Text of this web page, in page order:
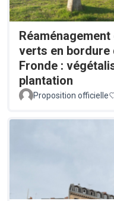
verts en bordure
Fronde :
plantation
Proposition officielle